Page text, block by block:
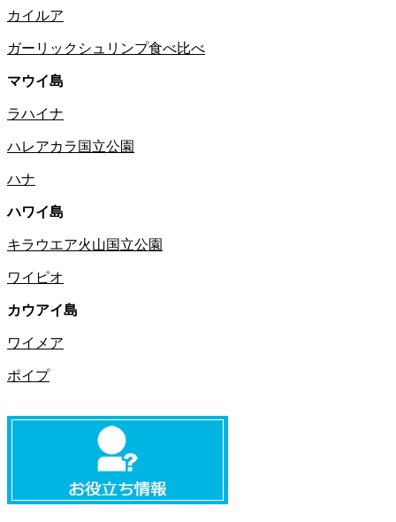
カイルア
ガーリックシュリンプ食べ比べ
マウイ島
ラハイナ
ハレアカラ国立公園
ハナ
ハワイ島
キラウエア火山国立公園
ワイピオ
カウアイ島
ワイメア
ポイプ